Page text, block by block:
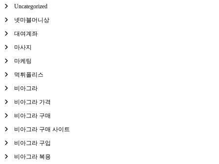
Uncategorized
넷마블머니상
대여계좌
마사지
마케팅
먹튀폴리스
비아그라
비아그라 가격
비아그라 구매
비아그라 구매 사이트
비아그라 구입
비아그라 복용